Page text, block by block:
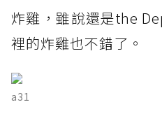
炸雞，雖說還是the
裡的炸雞也不錯了。
a31